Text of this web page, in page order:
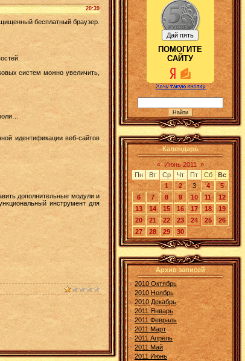
20:39
бесплатный браузер.
систем можно увеличить,
идентификации веб-сайтов
дополнительные модули и
инструмент для
ПОМОГИТЕ
САЙТУ
Календарь
« Июнь 2011 »
Пн
Вт Ср Чт Пт Сб
Вс
1
2 3 4
5
6
7 8 9 10 11
12
13
14 15 16 17 18
19
20
21 22 23 24 25
26
27
28 29 30
Архив записей
2010 Октябрь
2010 Ноябрь
2010 Декабрь
2011 Январь
2011 Февраль
2011 Март
2011 Апрель
2011 Май
2011 Июнь